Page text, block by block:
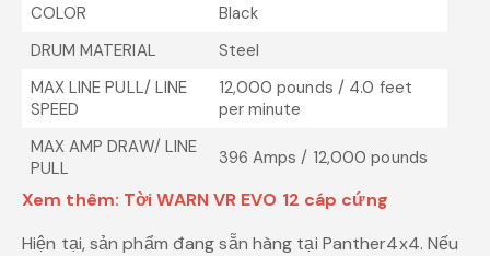
COLOR
Black
DRUM MATERIAL
Steel
MAX LINE PULL/ LINE
SPEED
12,000 pounds / 4.0 feet
per minute
MAX AMP DRAW/ LINE
PULL
396 Amps / 12,000 pounds
Xem thêm: Tời WARN VR EVO 12 cáp cứng
Hiện tại, sản phẩm đang sẵn hàng tại Panther4x4. Nếu